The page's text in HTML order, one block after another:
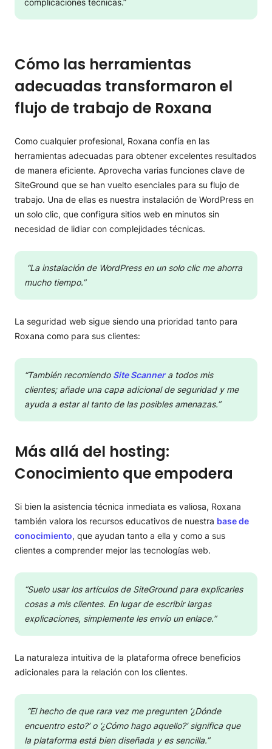
complicaciones técnicas.”
Cómo las herramientas
adecuadas transformaron el
flujo de trabajo de Roxana
Como cualquier profesional, Roxana confía en las
herramientas adecuadas para obtener excelentes resultados
de manera eficiente. Aprovecha varias funciones clave de
SiteGround que se han vuelto esenciales para su flujo de
trabajo. Una de ellas es nuestra instalación de WordPress en
un solo clic, que configura sitios web en minutos sin
necesidad de lidiar con complejidades técnicas.
“La instalación de WordPress en un solo clic me ahorra
mucho tiempo.”
La seguridad web sigue siendo una prioridad tanto para
Roxana como para sus clientes:
“También recomiendo Site Scannera todos mis
clientes; añade una capa adicional de seguridad y me
ayuda a estar al tanto de las posibles amenazas.”
Más allá del hosting:
Conocimiento que empodera
Si bien la asistencia técnica inmediata es valiosa, Roxana
también valora los recursos educativos de nuestra base de
conocimiento, que ayudan tanto a ella y como a sus
clientes a comprender mejor las tecnologías web.
“Suelo usar los artículos de SiteGround para explicarles
cosas a mis clientes. En lugar de escribir largas
explicaciones, simplemente les envío un enlace.”
La naturaleza intuitiva de la plataforma ofrece beneficios
adicionales para la relación con los clientes.
“El hecho de que rara vez me pregunten ‘¿Dónde
encuentro esto?’ o ‘¿Cómo hago aquello?’ significa que
la plataforma está bien diseñada y es sencilla.”